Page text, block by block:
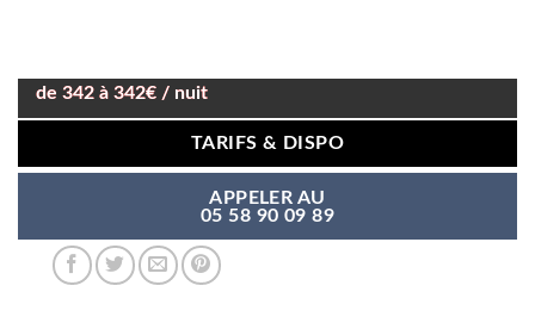
de 342 à 342€ / nuit
TARIFS & DISPO
APPELER AU
05 58 90 09 89